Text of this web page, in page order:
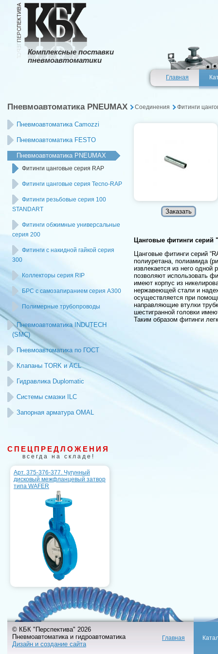
Комплексные поставки
пневмоавтоматики
Главная
Пневмоавтоматика PNEUMAX Соединения Фитинги
Пневмоавтоматика Camozzi
Пневмоавтоматика FESTO
Пневмоавтоматика PNEUMAX
Фитинги цанговые серия RAP
Фитинги цанговые серия Tecno-RAP
Фитинги резьбовые серия 100
STANDART
Фитинги обжимные универсальные
серия 200
Фитинги с накидной гайкой серия
300
Коллекторы серия RIP
БРС с самозапиранием серия А300
Полимерные трубопроводы
Пневмоавтоматика INDUTECH
(SMC)
Пневмоавтоматика по ГОСТ
Клапаны TORK и ACL
Гидравлика Duplomatic
Системы смазки ILC
Запорная арматура OMAL
СПЕЦПРЕДЛОЖЕНИЯ
всегда на складе!
Арт. 375-376-377. Чугунный
дисковый межфланцевый затвор
типа WAFER
Цанговые фитинги серий
Цанговые фитинги серий
полиуретана, полиамида
извлекается из него одной
позволяют использовать
имеют корпус из
нержавеющей стали и
осуществляется при
направляющие втулки
шестигранной головки
Таким образом фитинги
© КБК "Перспектива" 2026
Пневмоавтоматика и гидроавтоматика
Дизайн и создание сайта
Главная